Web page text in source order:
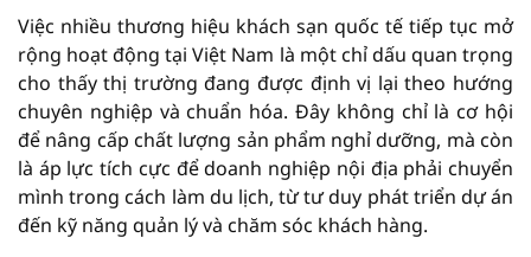
Việc nhiều thương hiệu khách sạn quốc tế tiếp tục mở
rộng hoạt động tại Việt Nam là một chỉ dấu quan trọng
cho thấy thị trường đang được định vị lại theo hướng
chuyên nghiệp và chuẩn hóa. Đây không chỉ là cơ hội
để nâng cấp chất lượng sản phẩm nghỉ dưỡng, mà còn
là áp lực tích cực để doanh nghiệp nội địa phải chuyển
mình trong cách làm du lịch, từ tư duy phát triển dự án
đến kỹ năng quản lý và chăm sóc khách hàng.